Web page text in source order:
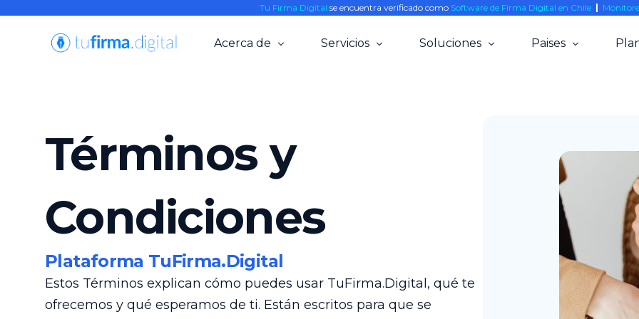
Tu Firma Digital se encuentra verificado como Software de Firma Digital en Chile
Acerca de
Alianzas
Knowledge Base
Servicios
Integraciones
Soluciones
Inmobiliarias
Minería
Paises
Mexico
Términos y
Condiciones
Plataforma TuFirma.Digital
Estos Términos explican cómo puedes usar TuFirma.Digital, qué te
ofrecemos y qué esperamos de ti. Están escritos para que se